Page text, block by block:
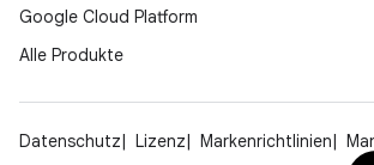
Google Cloud Platform
Alle Produkte
Datenschutz Lizenz Markenrichtlinien